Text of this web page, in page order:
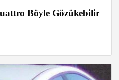
Böyle Gözükebilir